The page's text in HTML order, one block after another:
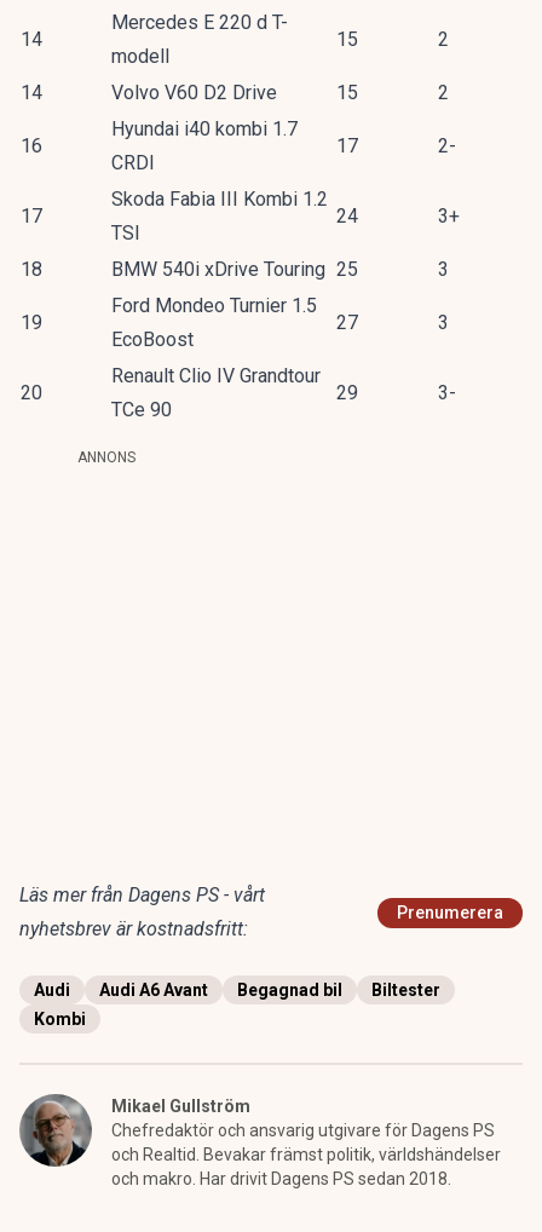
14
Mercedes E 220 d T-
modell
15 2
14 Volvo V60 D2 Drive 15 2
16
Hyundai i40 kombi 1.7
CRDI
17 2-
17
Skoda Fabia III Kombi 1.2
TSI
24 3+
18 BMW 540i xDrive Touring 25 3
19
Ford Mondeo Turnier 1.5
EcoBoost
27 3
20
Renault Clio IV Grandtour
TCe 90
29 3-
ANNONS
Läs mer från Dagens PS - vårt
nyhetsbrev är kostnadsfritt:
Prenumerera
Audi Audi A6 Avant Begagnad bil
Biltester
Kombi
Mikael Gullström
Chefredaktör och ansvarig utgivare för Dagens PS
och Realtid. Bevakar främst politik, världshändelser
och makro. Har drivit Dagens PS sedan 2018.